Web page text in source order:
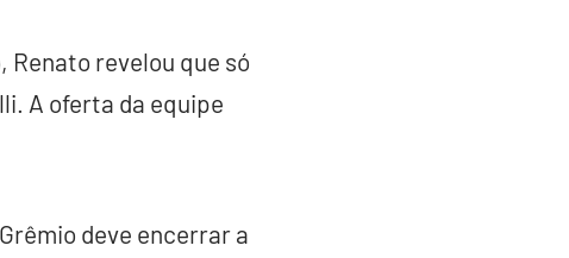
revelou que só
A oferta da equipe
deve encerrar a